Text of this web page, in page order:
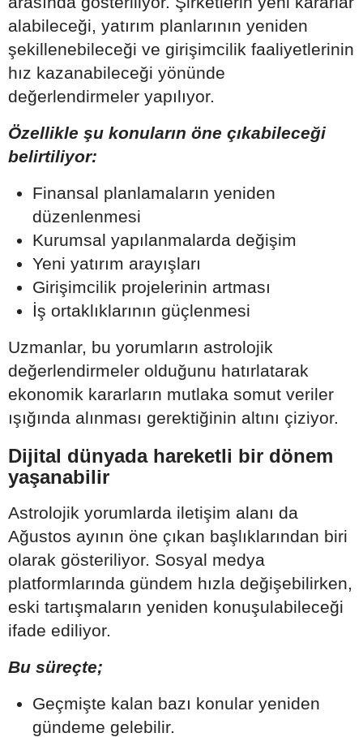
alabileceği, yatırım planlarının yeniden
şekillenebileceği ve girişimcilik faaliyetlerinin
hız kazanabileceği yönünde
değerlendirmeler yapılıyor.
Özellikle şu konuların öne çıkabileceği
belirtiliyor:
Finansal planlamaların yeniden
düzenlenmesi
Kurumsal yapılanmalarda değişim
Yeni yatırım arayışları
Girişimcilik projelerinin artması
İş ortaklıklarının güçlenmesi
Uzmanlar, bu yorumların astrolojik
değerlendirmeler olduğunu hatırlatarak
ekonomik kararların mutlaka somut veriler
ışığında alınması gerektiğinin altını çiziyor.
Dijital dünyada hareketli bir dönem
yaşanabilir
Astrolojik yorumlarda iletişim alanı da
Ağustos ayının öne çıkan başlıklarından biri
olarak gösteriliyor. Sosyal medya
platformlarında gündem hızla değişebilirken,
eski tartışmaların yeniden konuşulabileceği
ifade ediliyor.
Bu süreçte;
Geçmişte kalan bazı konular yeniden
gündeme gelebilir.